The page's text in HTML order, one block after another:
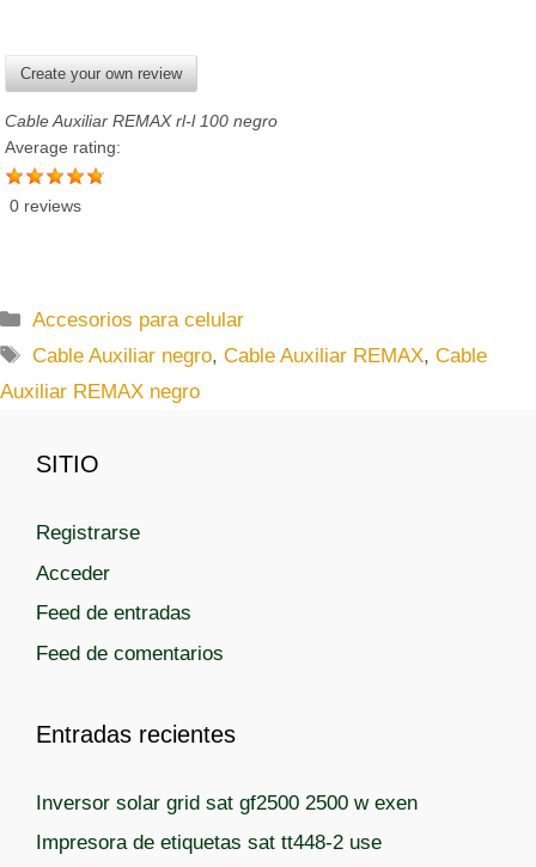
Create your own review
Cable Auxiliar REMAX rl-l 100 negro
Average rating:
0 reviews
C
a
o
í
s
Accesorios para celular
E
t
u
t
a
Cable Auxiliar negro,Cable Auxiliar REMAX,Cable
Auxiliar REMAX negro
SITIO
Registrarse
Acceder
Feed de entradas
Feed de comentarios
Entradas recientes
Inversor solar grid sat gf2500 2500 w exen
Impresora de etiquetas sat tt448-2 use